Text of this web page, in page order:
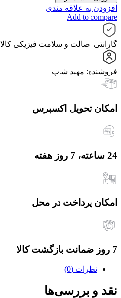
افزودن به علاقه مندی
Add to compare
گارانتی اصالت و سلامت فیزیکی کالا
فروشنده: مهبد شاپ
امکان تحویل اکسپرس
24 ساعته، 7 روز هفته
امکان پرداخت در محل
7 روز ضمانت بازگشت کالا
نظرات (0)
نقد و بررسی‌ها